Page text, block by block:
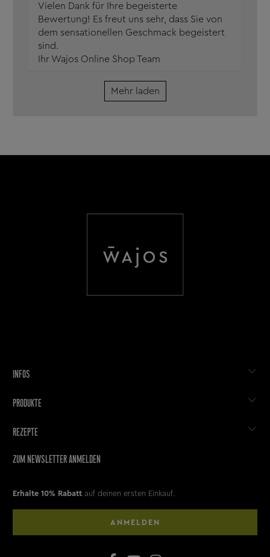
Vielen Dank für Ihre begeisterte
Bewertung! Es freut uns sehr, dass Sie von
dem sensationellen Geschmack begeistert
sind.
Ihr Wajos Online Shop Team
Mehr laden
INFOS
PRODUKTE
REZEPTE
ZUM NEWSLETTER ANMELDEN
Erhalte 10% Rabatt auf deinen ersten Einkauf.
ANMELDEN